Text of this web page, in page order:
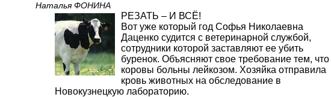
Наталья ФОНИНА
РЕЗАТЬ – И ВСЁ!
Вот уже который год Софья Николаевна
Даценко судится с ветеринарной службой,
сотрудники которой заставляют ее убить
буренок. Объясняют свое требование тем, что
коровы больны лейкозом. Хозяйка отправила
кровь животных на обследование в
Новокузнецкую лабораторию.